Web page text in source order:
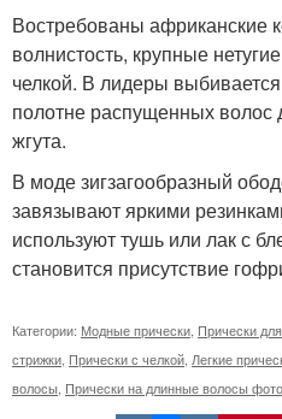
Востребованы африканские
волнистость, крупные
челкой. В лидеры
полотне распущенных волос
жгута.
В моде зигзагообразный
завязывают яркими
используют тушь или лак с
становится присутствие
Категории: Модные прически, Прически
стрижки, Прически с челкой, Легкие
волосы, Прически на длинные волосы фото